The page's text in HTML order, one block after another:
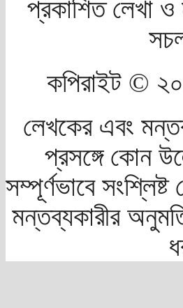
প্রকাশিত লেখা ও
কপিরাইট ©
লেখকের এবং
প্রসঙ্গে কোন
সম্পূর্ণভাবে
মন্তব্যকারীর